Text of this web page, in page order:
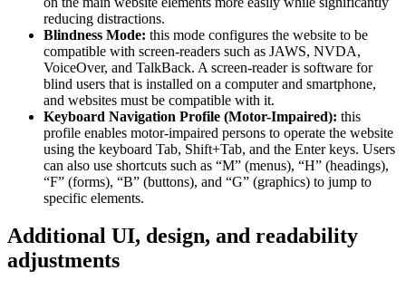
reducing distractions.
Blindness Mode: this mode configures the website to be
compatible with screen-readers such as JAWS, NVDA,
VoiceOver, and TalkBack. A screen-reader is software for
blind users that is installed on a computer and smartphone,
and websites must be compatible with it.
Keyboard Navigation Profile (Motor-Impaired): this
profile enables motor-impaired persons to operate the website
using the keyboard Tab, Shift+Tab, and the Enter keys. Users
can also use shortcuts such as “M” (menus), “H” (headings),
“F” (forms), “B” (buttons), and “G” (graphics) to jump to
specific elements.
Additional UI, design, and readability
adjustments